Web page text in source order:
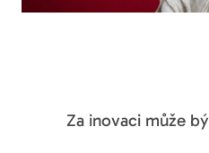
Za inovaci může